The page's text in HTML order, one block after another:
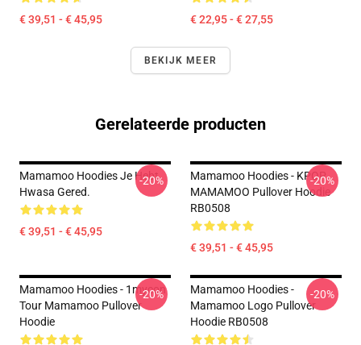
€ 39,51 - € 45,95 € 22,95 - € 27,55
BEKIJK MEER
Gerelateerde producten
Mamamoo Hoodies Je Hebt
Hwasa Gered.
€ 39,51 - € 45,95
-20%
Mamamoo Hoodies - KPOP
MAMAMOO Pullover Hoodie
RB0508
€ 39,51 - € 45,95
-20%
Mamamoo Hoodies - 1mycon
Tour Mamamoo Pullover
Hoodie
-20%
Mamamoo Hoodies -
Mamamoo Logo Pullover
Hoodie RB0508
-20%